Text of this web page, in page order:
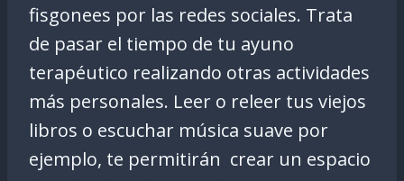
fisgonees por las redes sociales. Trata
de pasar el tiempo de tu ayuno
terapéutico realizando otras actividades
más personales. Leer o releer tus viejos
libros o escuchar música suave por
ejemplo, te permitirán crear un espacio